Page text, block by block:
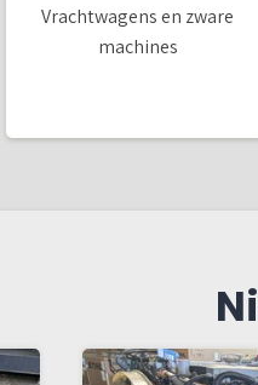
Vrachtwagens en zware
machines